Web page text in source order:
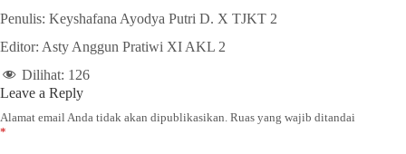
Penulis: Keyshafana Ayodya Putri D. X TJKT 2
Editor: Asty Anggun Pratiwi XI AKL 2
Dilihat: 126
Leave a Reply
Alamat email Anda tidak akan dipublikasikan. Ruas yang wajib ditandai
*